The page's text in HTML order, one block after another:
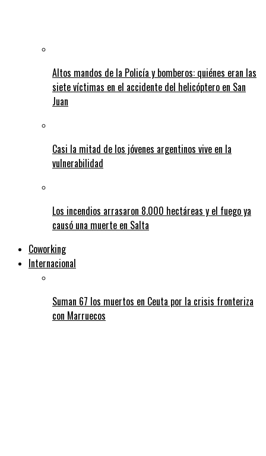
Altos mandos de la Policía y bomberos: quiénes eran las
siete víctimas en el accidente del helicóptero en San
Juan
Casi la mitad de los jóvenes argentinos vive en la
vulnerabilidad
Los incendios arrasaron 8.000 hectáreas y el fuego ya
causó una muerte en Salta
Coworking
Internacional
Suman 67 los muertos en Ceuta por la crisis fronteriza
con Marruecos